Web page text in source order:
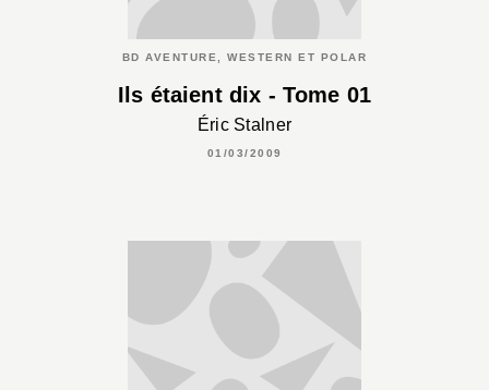
BD AVENTURE, WESTERN ET POLAR
Ils étaient dix - Tome 01
Éric Stalner
01/03/2009